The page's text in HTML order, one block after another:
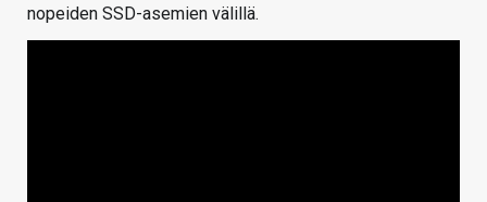
nopeiden SSD-asemien välillä.